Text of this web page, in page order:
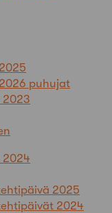
puhujat
2025
2024